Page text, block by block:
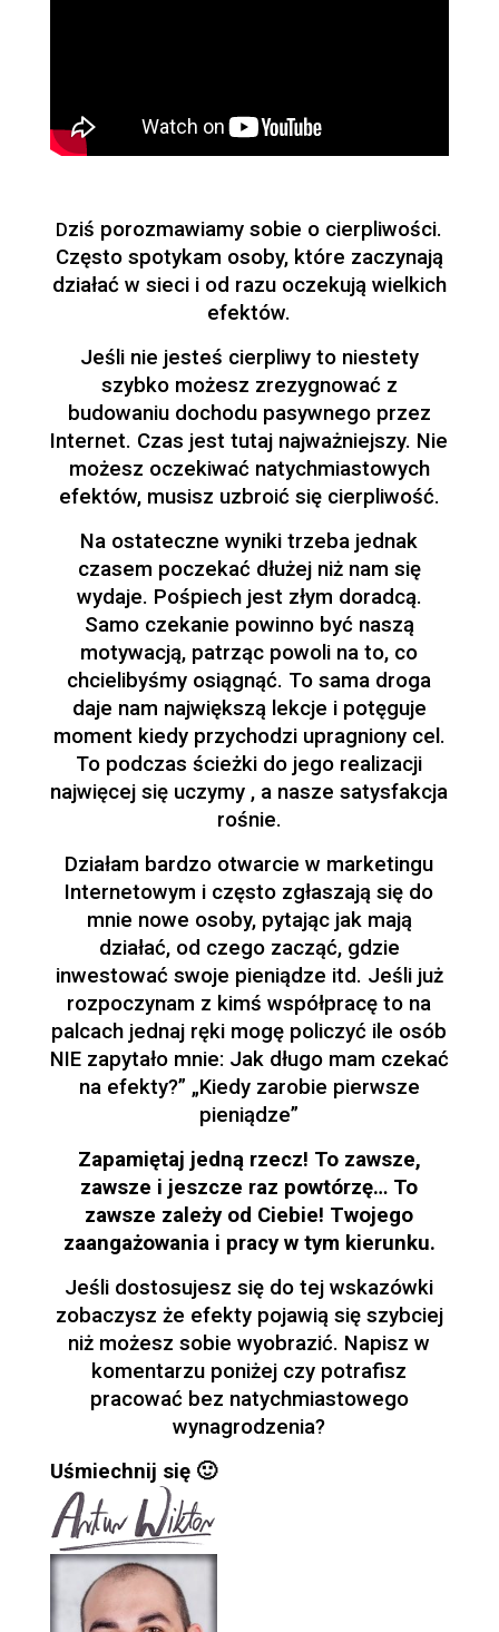
Dziś porozmawiamy sobie o cierpliwości.
Często spotykam osoby, które zaczynają
działać w sieci i od razu oczekują wielkich
efektów.
Jeśli nie jesteś cierpliwy to niestety
szybko możesz zrezygnować z
budowaniu dochodu pasywnego przez
Internet. Czas jest tutaj najważniejszy. Nie
możesz oczekiwać natychmiastowych
efektów, musisz uzbroić się cierpliwość.
Na ostateczne wyniki trzeba jednak
czasem poczekać dłużej niż nam się
wydaje. Pośpiech jest złym doradcą.
Samo czekanie powinno być naszą
motywacją, patrząc powoli na to, co
chcielibyśmy osiągnąć. To sama droga
daje nam największą lekcje i potęguje
moment kiedy przychodzi upragniony cel.
To podczas ścieżki do jego realizacji
najwięcej się uczymy , a nasze satysfakcja
rośnie.
Działam bardzo otwarcie w marketingu
Internetowym i często zgłaszają się do
mnie nowe osoby, pytając jak mają
działać, od czego zacząć, gdzie
inwestować swoje pieniądze itd. Jeśli już
rozpoczynam z kimś współpracę to na
palcach jednaj ręki mogę policzyć ile osób
NIE zapytało mnie: Jak długo mam czekać
na efekty?” „Kiedy zarobie pierwsze
pieniądze”
Zapamiętaj jedną rzecz! To zawsze,
zawsze i jeszcze raz powtórzę… To
zawsze zależy od Ciebie! Twojego
zaangażowania i pracy w tym kierunku.
Jeśli dostosujesz się do tej wskazówki
zobaczysz że efekty pojawią się szybciej
niż możesz sobie wyobrazić. Napisz w
komentarzu poniżej czy potrafisz
pracować bez natychmiastowego
wynagrodzenia?
Uśmiechnij się 🙂